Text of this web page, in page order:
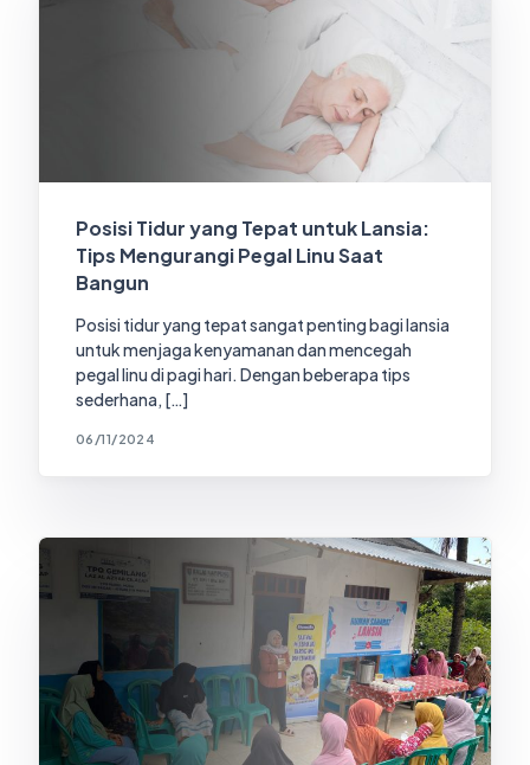
Posisi Tidur yang Tepat untuk Lansia:
Tips Mengurangi Pegal Linu Saat
Bangun
Posisi tidur yang tepat sangat penting bagi lansia
untuk menjaga kenyamanan dan mencegah
pegal linu di pagi hari. Dengan beberapa tips
sederhana, […]
06/11/2024